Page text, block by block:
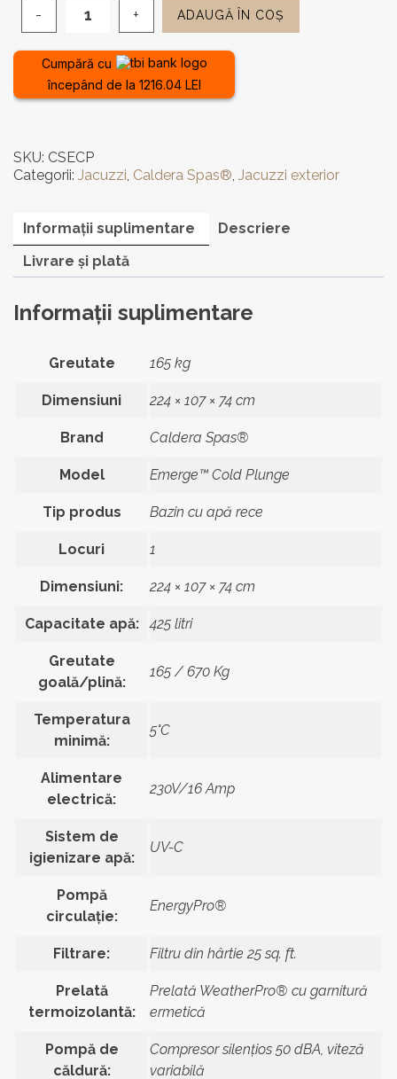
Cantitate
cu
rece
Caldera
Spas®
ADAUGĂ ÎN COȘ
Cumpără cu
începând de la 1216.04 LEI
SKU: CSECP
Categorii: Jacuzzi Caldera Spas® Jacuzzi exterior
Informații suplimentare
Descriere
Livrare și plată
Informații suplimentare
Greutate 165 kg
Dimensiuni 224 × 107 × 74 cm
Brand Caldera Spas®
Model Emerge™ Cold Plunge
Tip produs Bazin cu apă rece
Locuri 1
Dimensiuni: 224 × 107 × 74 cm
Capacitate apă: 425 litri
Greutate
goală/plină:
165 / 670 Kg
Temperatura
minimă:
5°C
Alimentare
electrică:
230V/16 Amp
Sistem de
igienizare apă:
UV-C
Pompă
circulație:
EnergyPro®
Filtrare: Filtru din hârtie 25 sq. ft.
Prelată
termoizolantă:
Prelată WeatherPro® cu garnitură
ermetică
Pompă de
căldură:
Compresor silențios 50 dBA, viteză
variabilă